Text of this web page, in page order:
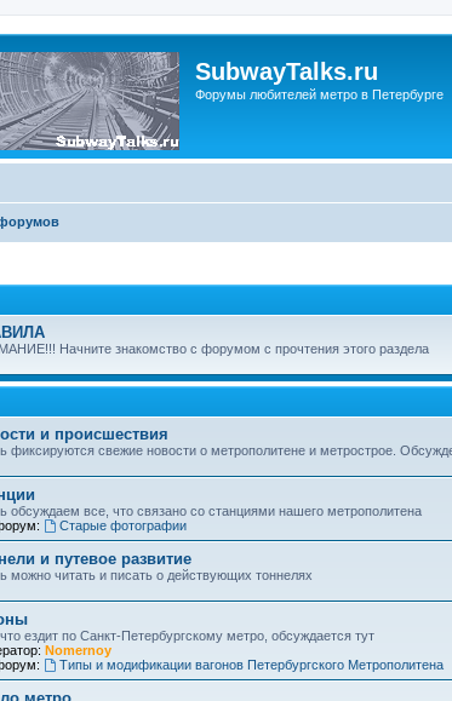
SubwayTalks.ru
Форумы любителей метро в Петербурге
Начните знакомство с форумом с прочтения этого раздела
и происшествия
фиксируются свежие новости о метрополитене и метрострое.
обсуждаем все, что связано со станциями нашего метрополитена
Старые фотографии
и путевое развитие
можно читать и писать о действующих тоннелях
ездит по Санкт-Петербургскому метро, обсуждается тут
Nomernoy
Типы и модификации вагонов Петербургского Метрополитена
метро